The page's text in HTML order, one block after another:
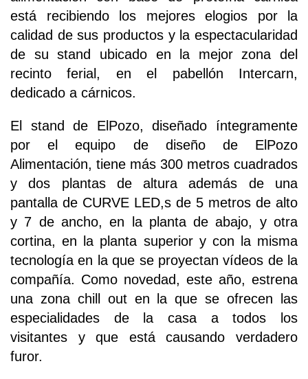
está recibiendo los mejores elogios por la
calidad de sus productos y la espectacularidad
de su stand ubicado en la mejor zona del
recinto ferial, en el pabellón Intercarn,
dedicado a cárnicos.
El stand de ElPozo, diseñado íntegramente
por el equipo de diseño de ElPozo
Alimentación, tiene más 300 metros cuadrados
y dos plantas de altura además de una
pantalla de CURVE LED,s de 5 metros de alto
y 7 de ancho, en la planta de abajo, y otra
cortina, en la planta superior y con la misma
tecnología en la que se proyectan vídeos de la
compañía. Como novedad, este año, estrena
una zona chill out en la que se ofrecen las
especialidades de la casa a todos los
visitantes y que está causando verdadero
furor.